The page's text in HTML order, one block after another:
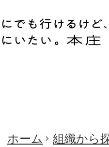
ホーム 組織から